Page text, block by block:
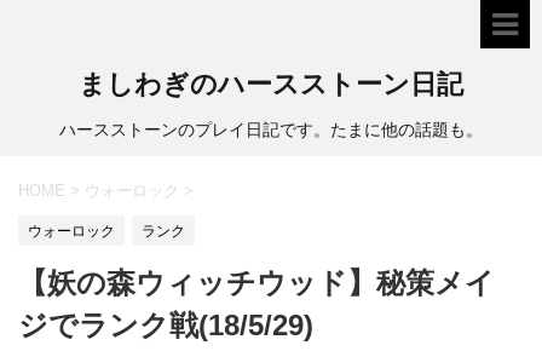
ましわぎのハースストーン日記
ハースストーンのプレイ日記です。たまに他の話題も。
HOME > ウォーロック >
ウォーロック ランク
【妖の森ウィッチウッド】秘策メイ
ジでランク戦(18/5/29)